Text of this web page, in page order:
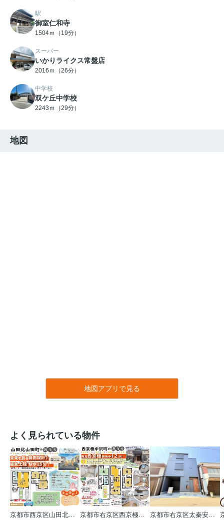
駅
御室仁和寺
1504ｍ（19分）
スーパー
いかりライクス常盤店
2016ｍ（26分）
中学校
双ケ丘中学校
2243ｍ（29分）
地図
地図アプリで見る
よく見られている物件
京都市西京区山田北山田町
京都市右京区西京極中沢町
京都市右京区太秦安井藤ノ木町